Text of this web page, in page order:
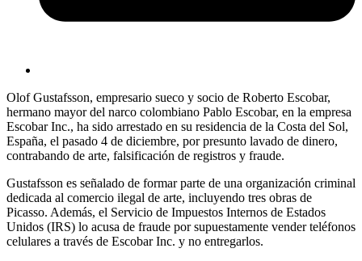
Olof Gustafsson, empresario sueco y socio de Roberto Escobar,
hermano mayor del narco colombiano Pablo Escobar, en la empresa
Escobar Inc., ha sido arrestado en su residencia de la Costa del Sol,
España, el pasado 4 de diciembre, por presunto lavado de dinero,
contrabando de arte, falsificación de registros y fraude.
Gustafsson es señalado de formar parte de una organización criminal
dedicada al comercio ilegal de arte, incluyendo tres obras de
Picasso. Además, el Servicio de Impuestos Internos de Estados
Unidos (IRS) lo acusa de fraude por supuestamente vender teléfonos
celulares a través de Escobar Inc. y no entregarlos.